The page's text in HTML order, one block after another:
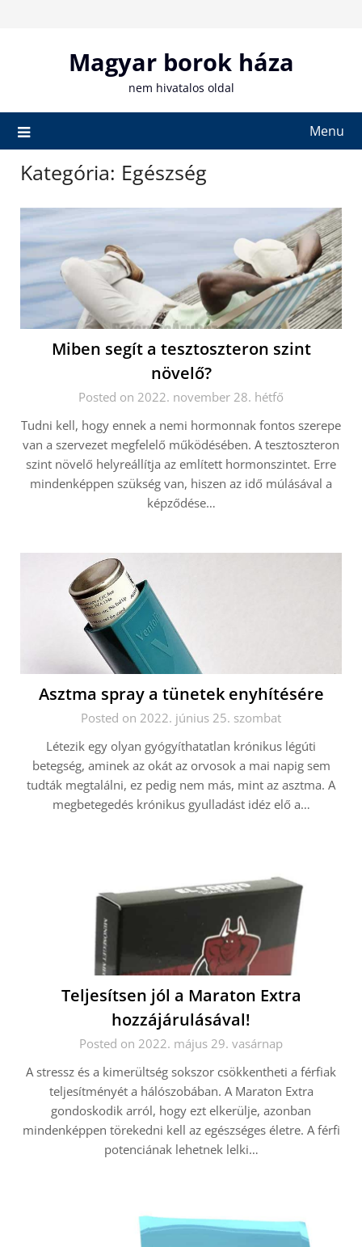
Magyar borok háza
nem hivatalos oldal
Menu
Kategória: Egészség
Miben segít a tesztoszteron szint
növelő?
Posted on 2022. november 28. hétfő
Tudni kell, hogy ennek a nemi hormonnak fontos szerepe
van a szervezet megfelelő működésében. A tesztoszteron
szint növelő helyreállítja az említett hormonszintet. Erre
mindenképpen szükség van, hiszen az idő múlásával a
képződése…
Asztma spray a tünetek enyhítésére
Posted on 2022. június 25. szombat
Létezik egy olyan gyógyíthatatlan krónikus légúti
betegség, aminek az okát az orvosok a mai napig sem
tudták megtalálni, ez pedig nem más, mint az asztma. A
megbetegedés krónikus gyulladást idéz elő a…
Teljesítsen jól a Maraton Extra
hozzájárulásával!
Posted on 2022. május 29. vasárnap
A stressz és a kimerültség sokszor csökkentheti a férfiak
teljesítményét a hálószobában. A Maraton Extra
gondoskodik arról, hogy ezt elkerülje, azonban
mindenképpen törekedni kell az egészséges életre. A férfi
potenciának lehetnek lelki…